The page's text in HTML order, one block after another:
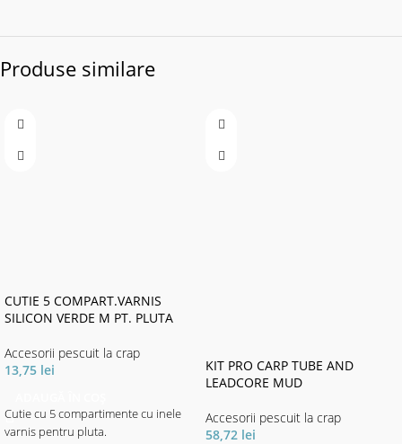
Produse similare
CUTIE 5 COMPART.VARNIS
SILICON VERDE M PT. PLUTA
Accesorii pescuit la crap
13,75 lei
Cutie cu 5 compartimente cu inele
varnis pentru pluta.
KIT PRO CARP TUBE AND
LEADCORE MUD
Accesorii pescuit la crap
58,72 lei